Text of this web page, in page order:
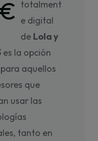
totalment
e digital
de Lola y
es la opción
aquellos
que
usar las
tanto en